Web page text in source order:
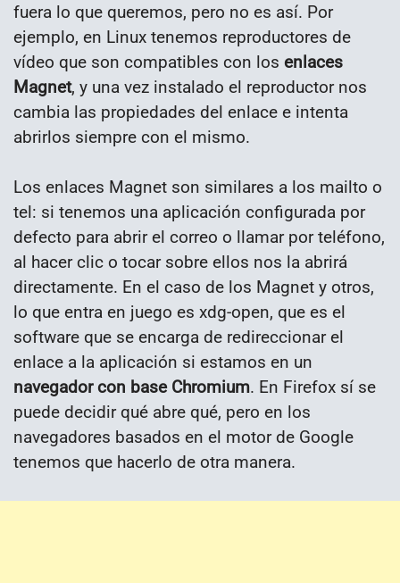
fuera lo que queremos, pero no es así. Por
ejemplo, en Linux tenemos reproductores de
vídeo que son compatibles con los enlaces
Magnet, y una vez instalado el reproductor nos
cambia las propiedades del enlace e intenta
abrirlos siempre con el mismo.
Los enlaces Magnet son similares a los mailto o
tel: si tenemos una aplicación configurada por
defecto para abrir el correo o llamar por teléfono,
al hacer clic o tocar sobre ellos nos la abrirá
directamente. En el caso de los Magnet y otros,
lo que entra en juego es xdg-open, que es el
software que se encarga de redireccionar el
enlace a la aplicación si estamos en un
navegador con base Chromium. En Firefox sí se
puede decidir qué abre qué, pero en los
navegadores basados en el motor de Google
tenemos que hacerlo de otra manera.